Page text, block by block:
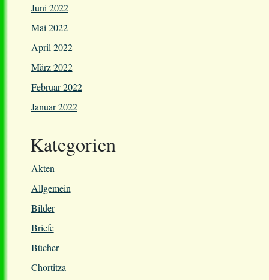
Juni 2022
Mai 2022
April 2022
März 2022
Februar 2022
Januar 2022
Kategorien
Akten
Allgemein
Bilder
Briefe
Bücher
Chortitza